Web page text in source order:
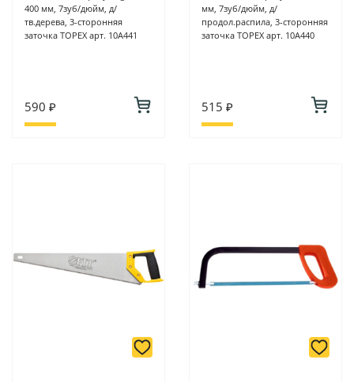
400 мм, 7зуб/дюйм, д/
тв.дерева, 3-сторонняя
заточка TOPEX арт. 10A441
590 ₽
мм, 7зуб/дюйм, д/
продол.распила, 3-сторонняя
заточка TOPEX арт. 10A440
515 ₽